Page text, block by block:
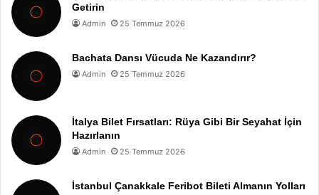
Getirin
Admin 25 Temmuz 2026
Bachata Dansı Vücuda Ne Kazandırır?
Admin 25 Temmuz 2026
İtalya Bilet Fırsatları: Rüya Gibi Bir Seyahat İçin
Hazırlanın
Admin 25 Temmuz 2026
İstanbul Çanakkale Feribot Bileti Almanın Yolları